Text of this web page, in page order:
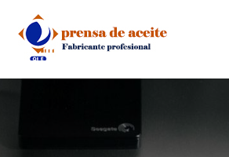
content